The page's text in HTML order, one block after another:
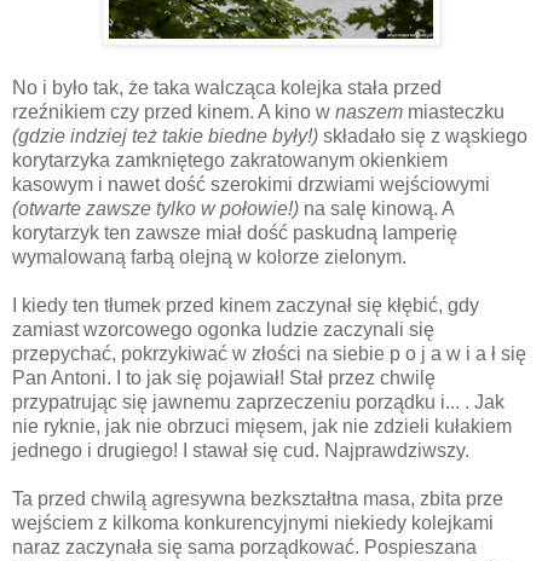
No i było tak, że taka walcząca kolejka stała przed
rzeźnikiem czy przed kinem. A kino w naszem miasteczku
(gdzie indziej też takie biedne były!) składało się z wąskiego
korytarzyka zamkniętego zakratowanym okienkiem
kasowym i nawet dość szerokimi drzwiami wejściowymi
(otwarte zawsze tylko w połowie!) na salę kinową. A
korytarzyk ten zawsze miał dość paskudną lamperię
wymalowaną farbą olejną w kolorze zielonym.
I kiedy ten tłumek przed kinem zaczynał się kłębić, gdy
zamiast wzorcowego ogonka ludzie zaczynali się
przepychać, pokrzykiwać w złości na siebie p o j a w i a ł się
Pan Antoni. I to jak się pojawiał! Stał przez chwilę
przypatrując się jawnemu zaprzeczeniu porządku i... . Jak
nie ryknie, jak nie obrzuci mięsem, jak nie zdzieli kułakiem
jednego i drugiego! I stawał się cud. Najprawdziwszy.
Ta przed chwilą agresywna bezkształtna masa, zbita prze
wejściem z kilkoma konkurencyjnymi niekiedy kolejkami
naraz zaczynała się sama porządkować. Pospieszana